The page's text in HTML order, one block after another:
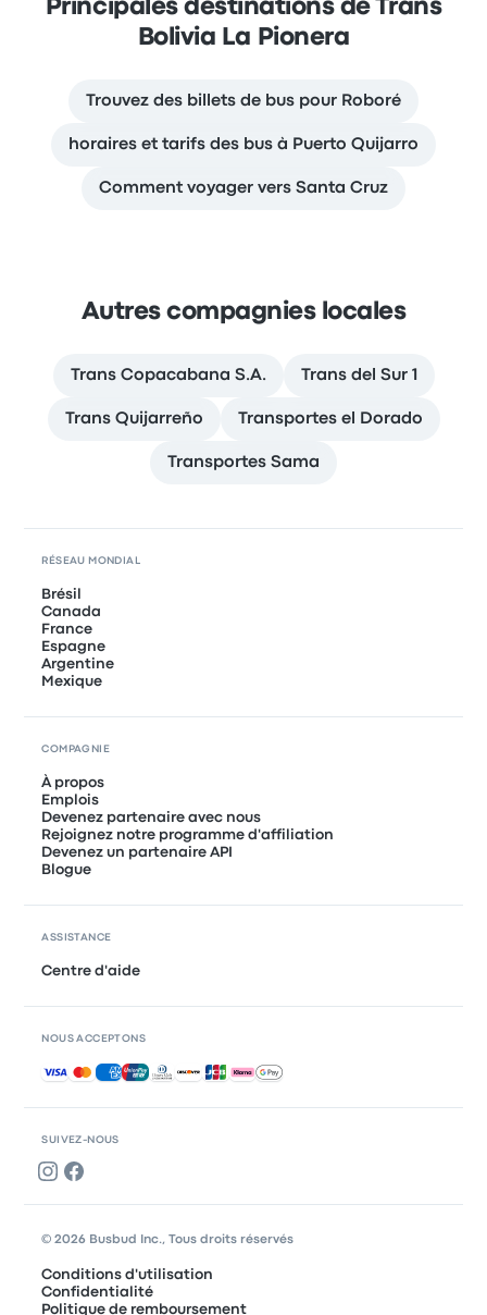
Principales destinations de Trans
Bolivia La Pionera
Trouvez des billets de bus pour Roboré
horaires et tarifs des bus à Puerto Quijarro
Comment voyager vers Santa Cruz
Autres compagnies locales
Trans Copacabana S.A. Trans del Sur 1
Trans Quijarreño Transportes el Dorado
Transportes Sama
SUIVEZ-NOUS
RÉSEAU MONDIAL
Brésil
Canada
France
Espagne
Argentine
Mexique
COMPAGNIE
À propos
Emplois
Devenez partenaire avec nous
Rejoignez notre programme d'affiliation
Devenez un partenaire API
Blogue
ASSISTANCE
Centre d'aide
NOUS ACCEPTONS
Paiements acceptés
© 2026 Busbud Inc., Tous droits réservés
Conditions d'utilisation
Confidentialité
Politique de remboursement